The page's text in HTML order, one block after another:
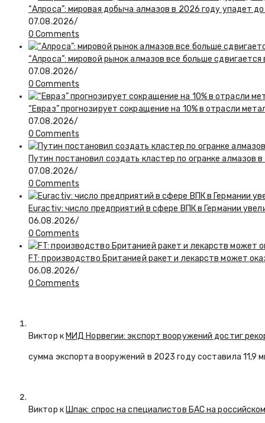
“Алроса”: мировая добыча алмазов в 2026 году упадет
07.08.2026/
0 Comments
“Алроса”: мировой рынок алмазов все больше
07.08.2026/
0 Comments
“Евраз” прогнозирует сокращение на 10% в отрасли
07.08.2026/
0 Comments
Путин постановил создать кластер по огранке алмазов
07.08.2026/
0 Comments
Euractiv: число предприятий в сфере ВПК в Германии
06.08.2026/
0 Comments
FT: производство Британией ракет и лекарств может
06.08.2026/
0 Comments
Виктор кМИД Норвегии: экспорт вооружений достиг
сумма экспорта вооружений в 2023 году составила 11,9
Виктор кШпак: спрос на специалистов БАС на